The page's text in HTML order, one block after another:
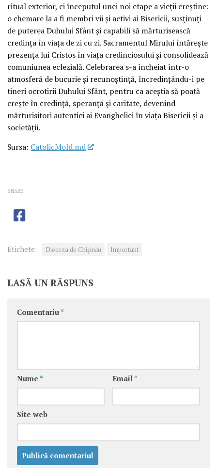
ritual exterior, ci începutul unei noi etape a vieții creștine:
o chemare la a fi membri vii și activi ai Bisericii, susținuți
de puterea Duhului Sfânt și capabili să mărturisească
credința în viața de zi cu zi. Sacramentul Mirului întărește
prezența lui Cristos în viața credinciosului și consolidează
comuniunea eclezială. Celebrarea s-a încheiat într-o
atmosferă de bucurie și recunoștință, încredințându-i pe
tineri ocrotirii Duhului Sfânt, pentru ca aceștia să poată
crește în credință, speranță și caritate, devenind
mărturisitori autentici ai Evangheliei în viața Bisericii și a
societății.
Sursa: CatolicMold.md
SHARE
Etichete: Dieceza de Chișinău Important
LASĂ UN RĂSPUNS
Comentariu *
Nume * Email *
Site web